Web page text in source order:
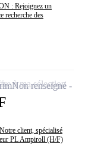
: Rejoignez un
recherche des
client, spécialisé
PL Ampiroll (H/F)
Non renseigné
à ma sélection